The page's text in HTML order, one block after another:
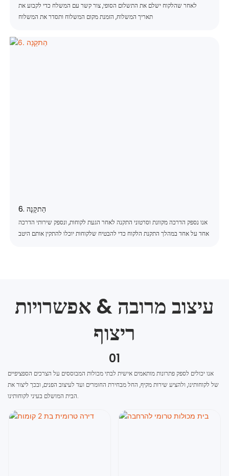
לאחר שהלקוח ישלם את התשלום הסופי, צור קשר עם המשלח כדי לקבוע את
תאריך המשלוח, הזמנת מקום המשלוח ותסדר את המשלוח
6. הַתקָנָה
אנו נספק הדרכה מקוונת וסרטוני התקנה לאחר הגעת לקוחות, ונספק שירותי הדרכה
אחד על אחד במהלך התקנת הלקוח כדי להבטיח שלקוחות יוכלו להתקין אותם היטב
עיצוב מרובה & אפשרויות
ריצוף
01
אנו יכולים לספק פתרונות מותאמים אישית לבתי מכולות המבוססים על הצרכים הספציפיים
של לקוחותינו, ולהציע שירות מקיף, החל מבחירת החומרים ועד לעיצוב הפנים, ובכך ליצור את
הבית המושלם בעיני לקוחותינו.